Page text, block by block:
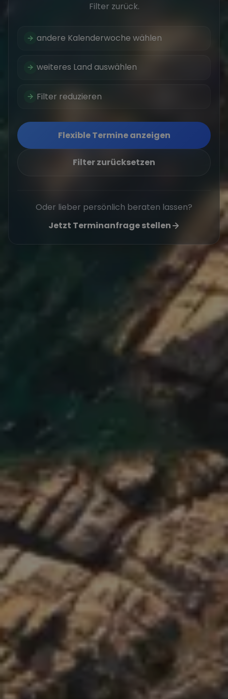
Filter zurück.
andere Kalenderwoche wählen
weiteres Land auswählen
Filter reduzieren
Flexible Termine anzeigen
Filter zurücksetzen
Oder lieber persönlich beraten lassen?
Jetzt Terminanfrage stellen